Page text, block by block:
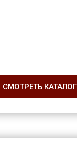
СМОТРЕТЬ КАТАЛОГ